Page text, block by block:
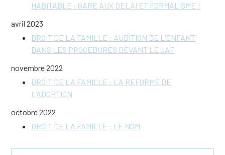
HABITABLE : GARE AUX DELAI ET FORMALISME !
avril 2023
DROIT DE LA FAMILLE : AUDITION DE L’ENFANT
DANS LES PROCEDURES DEVANT LE JAF
novembre 2022
DROIT DE LA FAMILLE : LA REFORME DE
L’ADOPTION
octobre 2022
DROIT DE LA FAMILLE : LE NOM